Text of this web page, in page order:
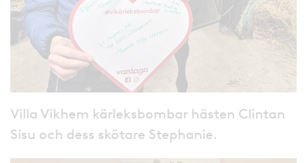
Villa Vikhem kärleksbombar hästen Clintan
Sisu och dess skötare Stephanie.